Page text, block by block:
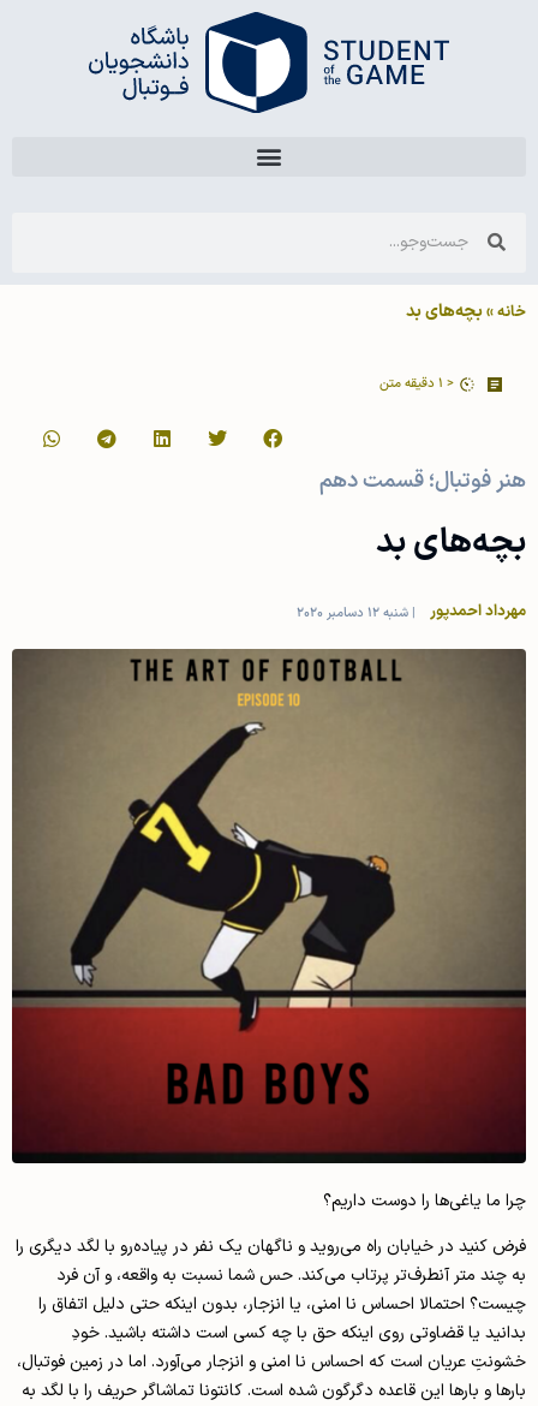
خانه»بچه‌های بد
< 1 دقیقه متن
هنر فوتبال؛ قسمت دهم
بچه‌های بد
مهرداد احمدپور | شنبه 12 دسامبر 2020
چرا ما یاغی‌‌ها را دوست داریم؟
فرض کنید در خیابان راه می‌روید و ناگهان یک نفر در پیاده‌رو با لگد دیگری را
به چند متر آنطرف‌تر پرتاب می‌کند. حس شما نسبت به واقعه، و آن فرد
چیست؟ احتمالا احساس نا امنی، یا انزجار، بدون اینکه حتی دلیل اتفاق را
بدانید یا قضاوتی روی اینکه حق با چه کسی است داشته باشید. خودِ
خشونتِ عریان است که احساس نا‌ امنی و انزجار می‌آورد. اما در زمین فوتبال،
بارها و بارها این قاعده دگرگون شده است. کانتونا تماشاگر حریف را با لگد به